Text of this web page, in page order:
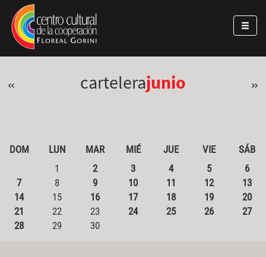
Pasar al contenido principal
Jump to main content
« cartelerajunio »
DOM LUN MAR MIÉ JUE VIE
SÁB
1
2 3 4 5
6
7
8 9 10 11 12
13
14
15 16 17 18 19
20
21
22 23 24 25 26
27
28
29 30